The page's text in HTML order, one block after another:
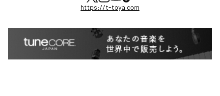
https://t-toya.com